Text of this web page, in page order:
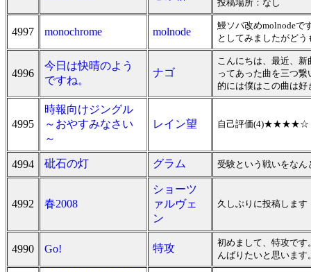
投稿場所：なし
4997 monochrome molnode
鰻ソバ改めmolnodeで
としてみましたがど
4996
今日は快晴のよう
ですね。
ナゴ
こんにちは、最近、
ってあった曲を三つ
的には僕はこの曲は好
4995
時報向けジングル
～おやすみなさい
～
レイン望 自己評価(4)★★★★☆
4994 砒石の灯 グラム 受験という戦いをな
4992 春2008
ショーツ
ァルヴェ
ン
久しぶりに投稿します
4990 Go! 特攻
初めまして、特攻です
んばりたいと思いま